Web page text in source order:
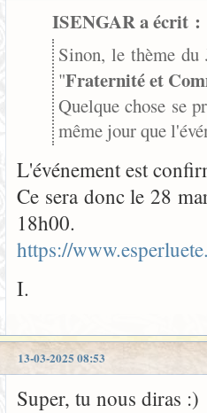
ISENGAR a écrit :
Sinon, le thème
"Fraternité et
Quelque chose se
même jour que
L'événement est
Ce sera donc le 28
18h00.
https://
I.
13-03-2025 08:53
Super, tu nous diras :)